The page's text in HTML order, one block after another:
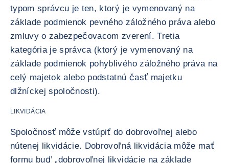
typom správcu je ten, ktorý je vymenovaný na
základe podmienok pevného záložného práva alebo
zmluvy o zabezpečovacom zverení. Tretia
kategória je správca (ktorý je vymenovaný na
základe podmienok pohyblivého záložného práva na
celý majetok alebo podstatnú časť majetku
dlžníckej spoločnosti).
LIKVIDÁCIA
Spoločnosť môže vstúpiť do dobrovoľnej alebo
nútenej likvidácie. Dobrovoľná likvidácia môže mať
formu buď „dobrovoľnej likvidácie na základe